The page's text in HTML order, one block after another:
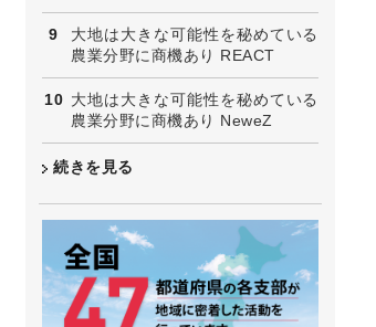
大地は大きな可能性を秘めている
農業分野に商機あり REACT
大地は大きな可能性を秘めている
農業分野に商機あり NeweZ
続きを見る